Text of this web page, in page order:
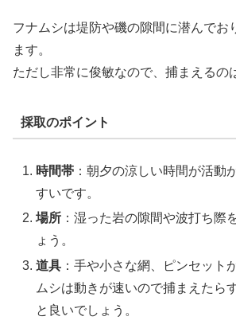
フナムシは堤防や磯の隙間に潜んでお
ます。
ただし非常に俊敏なので、捕まえるの
採取のポイント
時間帯 ：朝夕の涼しい時間が活動
すいです。
場所 ：湿った岩の隙間や波打ち際
ょう。
道具 ：手や小さな網、ピンセット
ムシは動きが速いので捕まえたら
と良いでしょう。